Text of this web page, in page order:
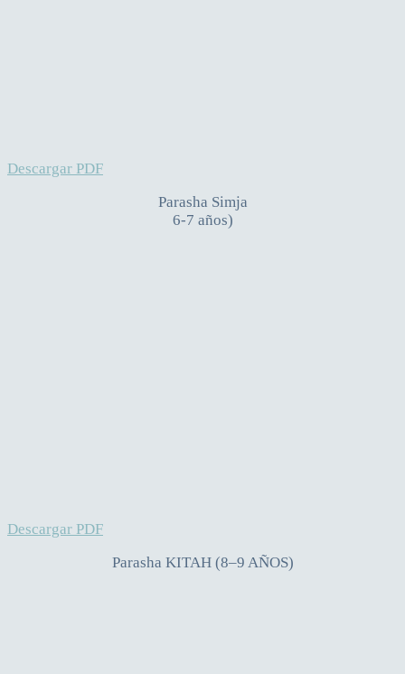
Descargar PDF
Parasha Simja
6-7 años)
Descargar PDF
Parasha KITAH (8–9 AÑOS)